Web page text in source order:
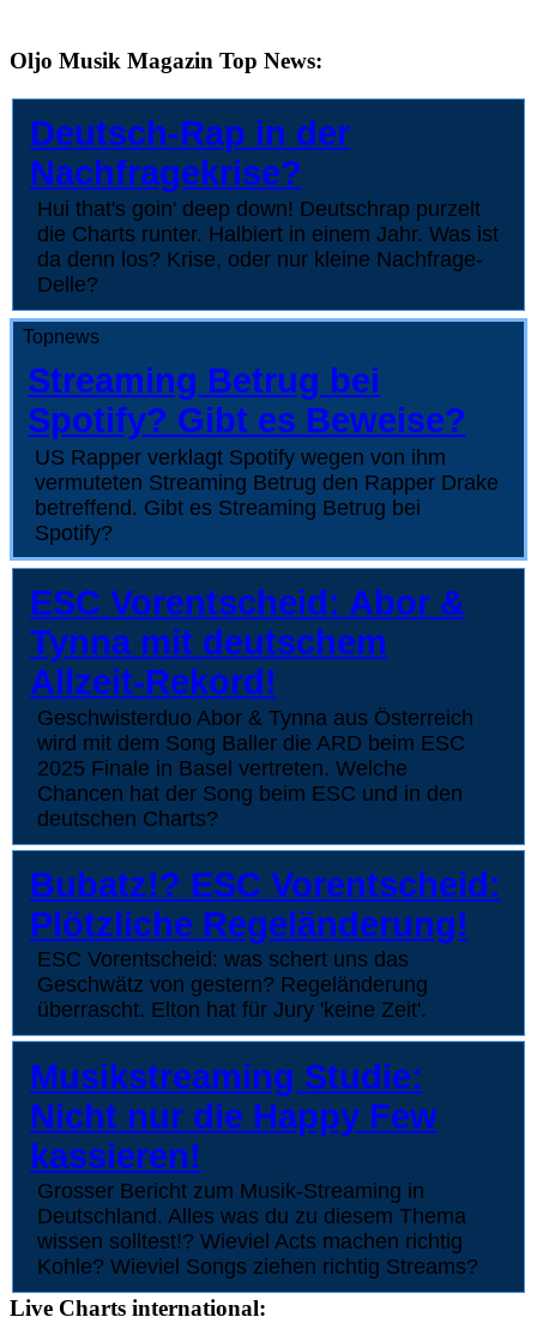
Oljo Musik Magazin Top News:
Deutsch-Rap in der
Nachfragekrise?
Hui that's goin' deep down! Deutschrap purzelt
die Charts runter. Halbiert in einem Jahr. Was ist
da denn los? Krise, oder nur kleine Nachfrage-
Delle?
Topnews
Streaming Betrug bei
Spotify? Gibt es Beweise?
US Rapper verklagt Spotify wegen von ihm
vermuteten Streaming Betrug den Rapper Drake
betreffend. Gibt es Streaming Betrug bei
Spotify?
ESC Vorentscheid: Abor &
Tynna mit deutschem
Allzeit-Rekord!
Geschwisterduo Abor & Tynna aus Österreich
wird mit dem Song Baller die ARD beim ESC
2025 Finale in Basel vertreten. Welche
Chancen hat der Song beim ESC und in den
deutschen Charts?
Bubatz!? ESC Vorentscheid:
Plötzliche Regeländerung!
ESC Vorentscheid: was schert uns das
Geschwätz von gestern? Regeländerung
überrascht. Elton hat für Jury 'keine Zeit'.
Musikstreaming Studie:
Nicht nur die Happy Few
kassieren!
Grosser Bericht zum Musik-Streaming in
Deutschland. Alles was du zu diesem Thema
wissen solltest!? Wieviel Acts machen richtig
Kohle? Wieviel Songs ziehen richtig Streams?
Live Charts international: